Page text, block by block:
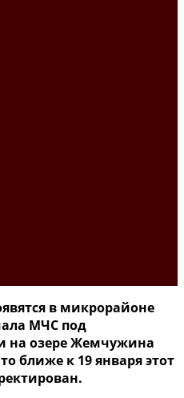
в микрорайоне
МЧС под
на озере Жемчужина
ближе к 19 января этот